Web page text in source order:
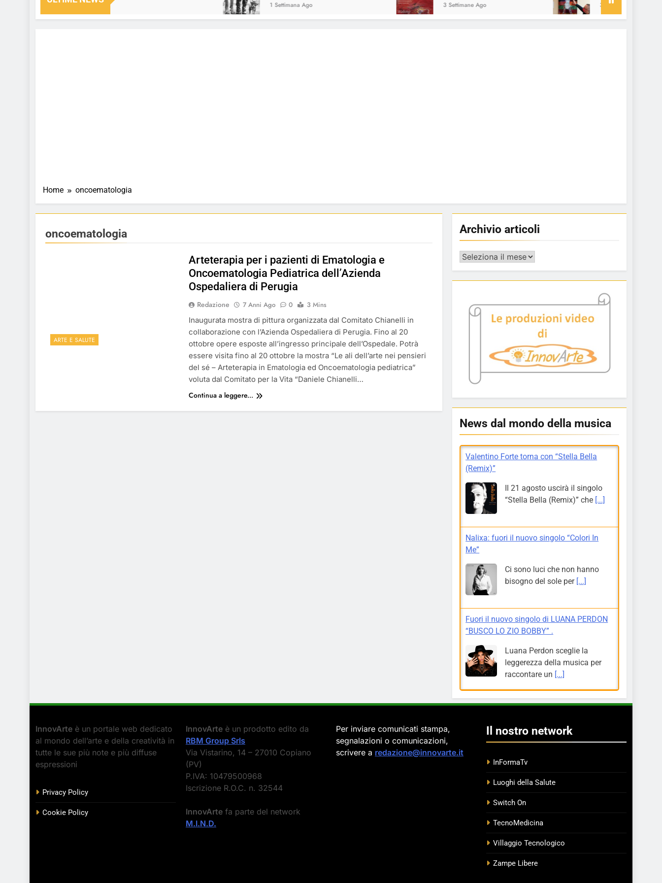
1 Settimana Ago 3 Settimane Ago 3 Settimane Ago
Home oncoematologia
oncoematologia
ARTE E SALUTE
Arteterapia per i pazienti di Ematologia e
Oncoematologia Pediatrica dell’Azienda
Ospedaliera di Perugia
Redazione 7 Anni Ago 0
3 Mins
Inaugurata mostra di pittura organizzata dal Comitato Chianelli in
collaborazione con l’Azienda Ospedaliera di Perugia. Fino al 20
ottobre opere esposte all’ingresso principale dell’Ospedale. Potrà
essere visita fino al 20 ottobre la mostra “Le ali dell’arte nei pensieri
del sé – Arteterapia in Ematologia ed Oncoematologia pediatrica”
voluta dal Comitato per la Vita “Daniele Chianelli…
Continua a leggere...
Archivio articoli
Archivio
News dal mondo della musica
Valentino Forte torna con “Stella Bella
(Remix)”
Il 21 agosto uscirà il singolo
“Stella Bella (Remix)” che [...]
Nalixa: fuori il nuovo singolo “Colori In
Me”
Ci sono luci che non hanno
bisogno del sole per [...]
Fuori il nuovo singolo di LUANA PERDON
“BUSCO LO ZIO BOBBY” .
Luana Perdon sceglie la
leggerezza della musica per
raccontare un [...]
InnovArte è un portale web dedicato
al mondo dell’arte e della creatività in
tutte le sue più note e più diffuse
espressioni
Privacy Policy
Cookie Policy
InnovArte è un prodotto edito da
RBM Group Srls
Via Vistarino, 14 – 27010 Copiano
(PV)
P.IVA: 10479500968
Iscrizione R.O.C. n. 32544
InnovArte fa parte del network
M.I.N.D.
Per inviare comunicati stampa,
segnalazioni o comunicazioni,
scrivere a redazione@innovarte.it
Il nostro network
InFormaTv
Luoghi della Salute
Switch On
TecnoMedicina
Villaggio Tecnologico
Zampe Libere